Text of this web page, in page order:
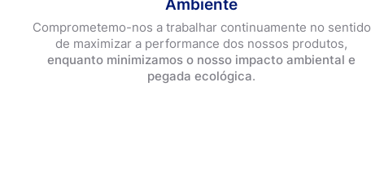
Pensos Redutor de Cicatrizes XL
Ambiente
Comprometemo-nos a trabalhar continuamente no sentido
de maximizar a performance dos nossos produtos,
enquanto minimizamos o nosso impacto ambiental e
pegada ecológica.